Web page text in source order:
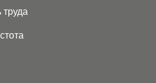
труда